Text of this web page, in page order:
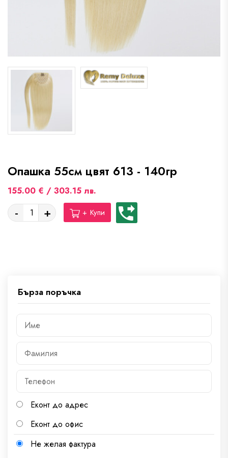
Опашка 55см цвят 613 - 140гр
155.00 € / 303.15 лв.
- + + Купи
Бърза поръчка
Еконт до адрес
Еконт до офис
Не желая фактура